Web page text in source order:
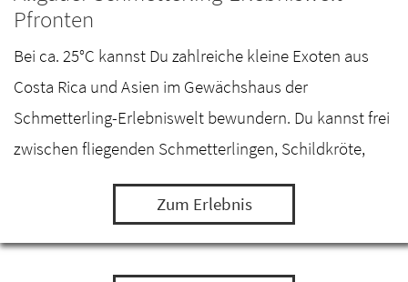
Pfronten
Bei ca. 25°C kannst Du zahlreiche kleine Exoten aus
Costa Rica und Asien im Gewächshaus der
Schmetterling-Erlebniswelt bewundern. Du kannst frei
zwischen fliegenden Schmetterlingen, Schildkröte,
einem Leguan, Bartagamen und Minipapageien…
Zum Erlebnis